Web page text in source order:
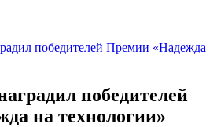
победителей Премии «Надежда
победителей
на технологии»